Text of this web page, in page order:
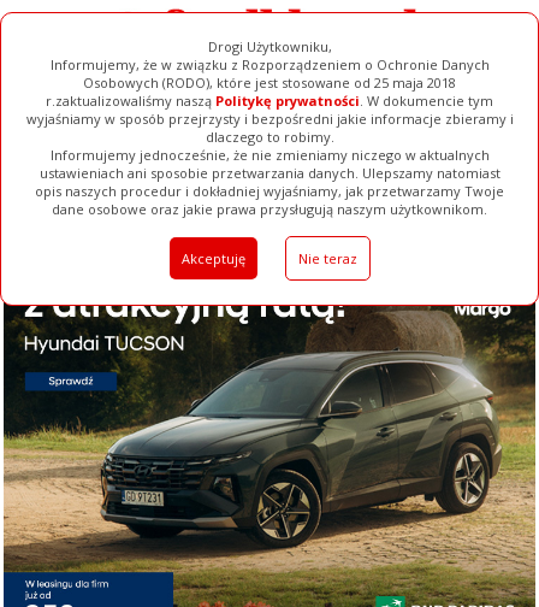
Drogi Użytkowniku,
Informujemy, że w związku z Rozporządzeniem o Ochronie Danych
Osobowych (RODO), które jest stosowane od 25 maja 2018
r.zaktualizowaliśmy naszą Politykę prywatności. W dokumencie tym
wyjaśniamy w sposób przejrzysty i bezpośredni jakie informacje zbieramy i
dlaczego to robimy.
Informujemy jednocześnie, że nie zmieniamy niczego w aktualnych
ustawieniach ani sposobie przetwarzania danych. Ulepszamy natomiast
opis naszych procedur i dokładniej wyjaśniamy, jak przetwarzamy Twoje
dane osobowe oraz jakie prawa przysługują naszym użytkownikom.
Akceptuję Nie teraz
Ogłoszenia Filmy Galerie Baza Firm Pełna Wersja